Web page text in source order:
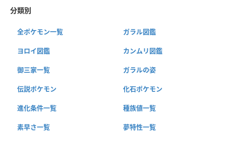
分類別
全ポケモン一覧 ガラル図鑑
ヨロイ図鑑 カンムリ図鑑
御三家一覧 ガラルの姿
伝説ポケモン 化石ポケモン
進化条件一覧 種族値一覧
素早さ一覧 夢特性一覧